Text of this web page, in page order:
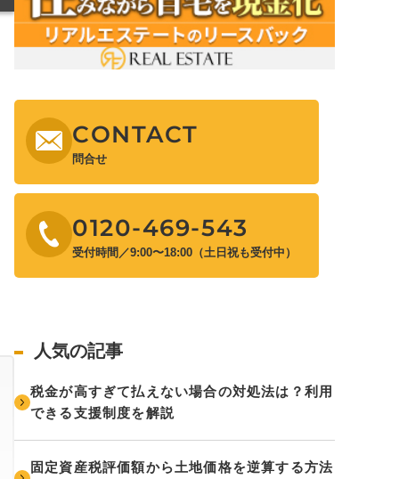
CONTACT
問合せ
0120-469-543
受付時間／9:00〜18:00（土日祝も受付中）
人気の記事
税金が高すぎて払えない場合の対処法は？利用
できる支援制度を解説
固定資産税評価額から土地価格を逆算する方法